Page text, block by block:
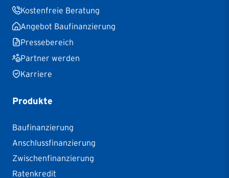
Kostenfreie Beratung
Angebot Baufinanzierung
Pressebereich
Partner werden
Karriere
Produkte
Baufinanzierung
Anschlussfinanzierung
Zwischenfinanzierung
Ratenkredit